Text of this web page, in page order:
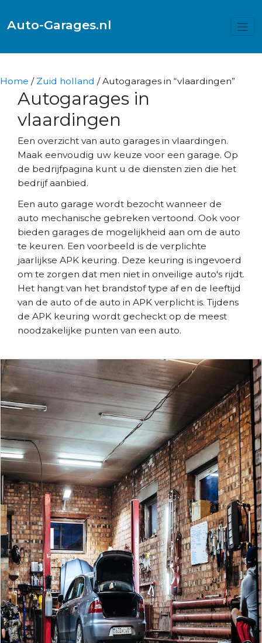
Auto-Garages.nl
Home / Zuid holland / Autogarages in “vlaardingen”
Autogarages in
vlaardingen
Een overzicht van auto garages in vlaardingen.
Maak eenvoudig uw keuze voor een garage. Op
de bedrijfpagina kunt u de diensten zien die het
bedrijf aanbied.
Een auto garage wordt bezocht wanneer de
auto mechanische gebreken vertoond. Ook voor
bieden garages de mogelijkheid aan om de auto
te keuren. Een voorbeeld is de verplichte
jaarlijkse APK keuring. Deze keuring is ingevoerd
om te zorgen dat men niet in onveilige auto's rijdt.
Het hangt van het brandstof type af en de leeftijd
van de auto of de auto in APK verplicht is. Tijdens
de APK keuring wordt gecheckt op de meest
noodzakelijke punten van een auto.